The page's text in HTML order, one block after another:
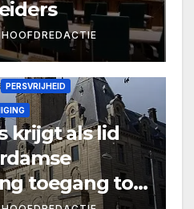
HOOFDREDACTIE
PERSVRIJHEID
krijgt als lid
toegang tot